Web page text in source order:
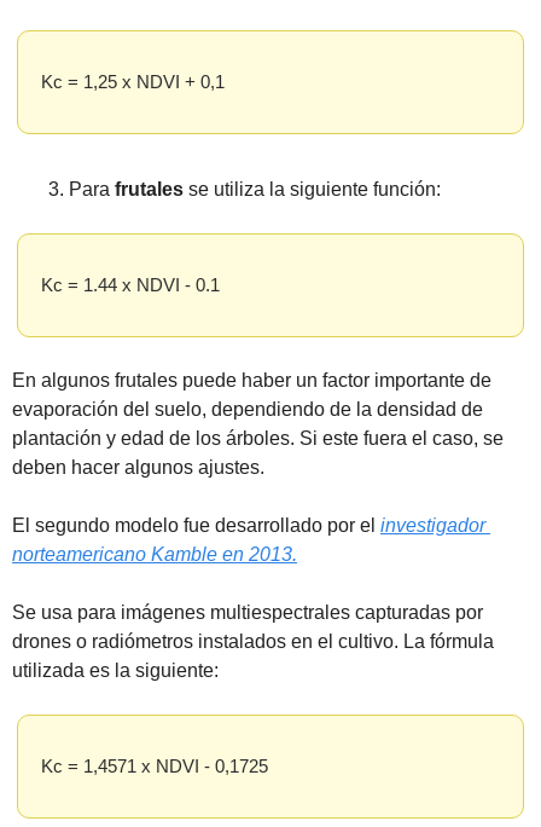
Kc = 1,25 x NDVI + 0,1
Para frutales se utiliza la siguiente función:
Kc = 1.44 x NDVI - 0.1
En algunos frutales puede haber un factor importante de
evaporación del suelo, dependiendo de la densidad de
plantación y edad de los árboles. Si este fuera el caso, se
deben hacer algunos ajustes.
El segundo modelo fue desarrollado por el investigador
norteamericano Kamble en 2013.
Se usa para imágenes multiespectrales capturadas por
drones o radiómetros instalados en el cultivo. La fórmula
utilizada es la siguiente:
Kc = 1,4571 x NDVI - 0,1725